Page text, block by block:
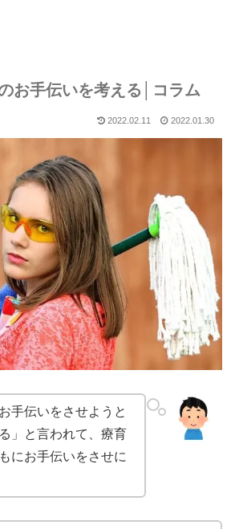
お手伝いを考える│コラム
2022.02.11 2022.01.30
手伝いをさせようと
」
と言われて、 療育
にお手伝いをさせに